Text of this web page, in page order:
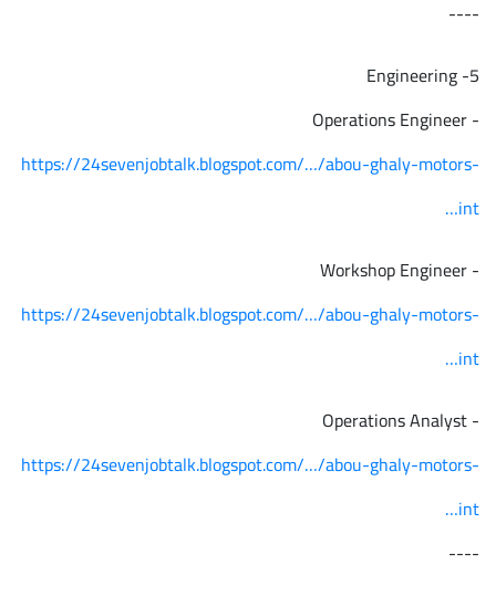
----
5- Engineering
- Operations Engineer
https://24sevenjobtalk.blogspot.com/…/abou-ghaly-motors-
int…
- Workshop Engineer
https://24sevenjobtalk.blogspot.com/…/abou-ghaly-motors-
int…
- Operations Analyst
https://24sevenjobtalk.blogspot.com/…/abou-ghaly-motors-
int…
----